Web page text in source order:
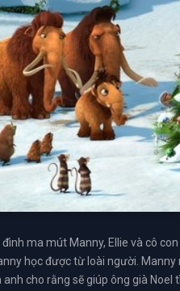
ma mút Manny, Ellie và cô
học được từ loài người. Manny
cho rằng sẽ giúp ông già Noel